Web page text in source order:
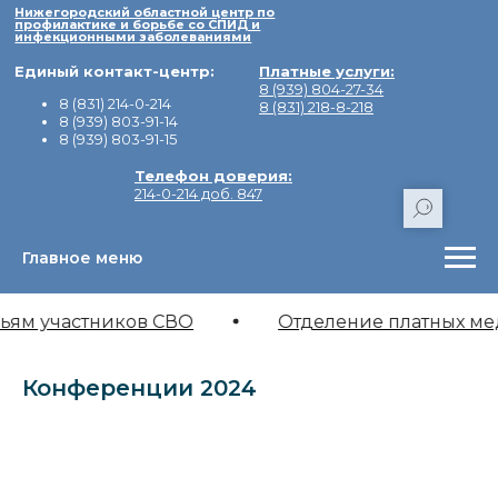
Нижегородский областной центр по
профилактике и борьбе со СПИД и
инфекционными заболеваниями
Единый контакт-центр:
8 (831) 214-0-214
8 (939) 803-91-14
8 (939) 803-91-15
Платные услуги:
8 (939) 804-27-34
8 (831) 218-8-218
Телефон доверия:
214-0-214 доб. 847
Минина, дом 20/3Е.
Главное меню
участников СВО Отделение платных
Конференции 2024